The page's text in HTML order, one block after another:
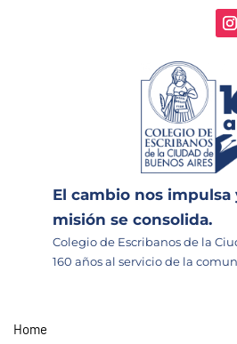
El cambio nos impulsa
misión se consolida.
Colegio de Escribanos de la
160 años al servicio de la
Home